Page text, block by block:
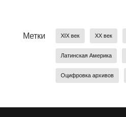
Метки XIX век XX век
Латинская Америка
Оцифровка архивов